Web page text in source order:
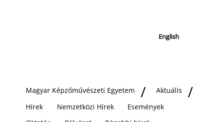
English
Magyar Képzőművészeti Egyetem
Aktuális
Hírek
Nemzetközi Hírek
Események